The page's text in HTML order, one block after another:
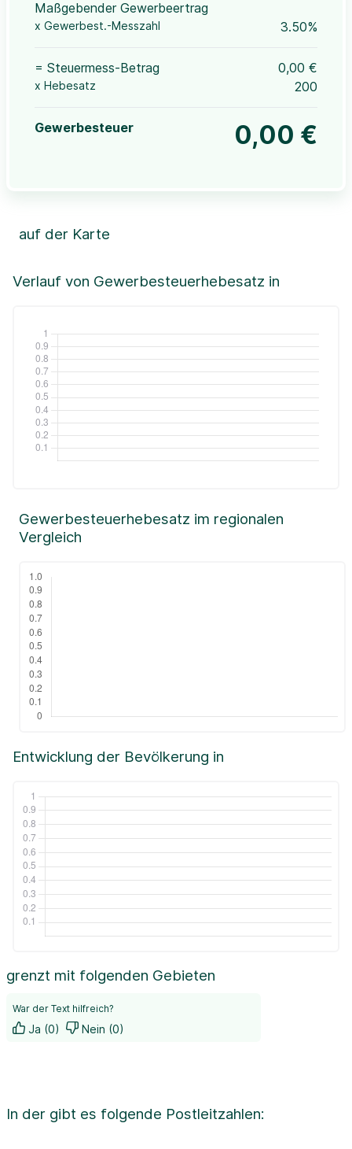
Maßgebender Gewerbeertrag
x Gewerbest.-Messzahl 3.50%
= Steuermess-Betrag 0,00 €
x Hebesatz 200
Gewerbesteuer 0,00 €
Verlauf von Gewerbesteuerhebesatz in
auf der Karte
+
Leaflet|©OpenStreetMap, ©CartoDB,
Entwicklung der Bevölkerung in
Gewerbesteuerhebesatz im regionalen
Vergleich
grenzt mit folgenden Gebieten
War der Text hilfreich?
Ja (0) Nein (0)
In der gibt es folgende Postleitzahlen: